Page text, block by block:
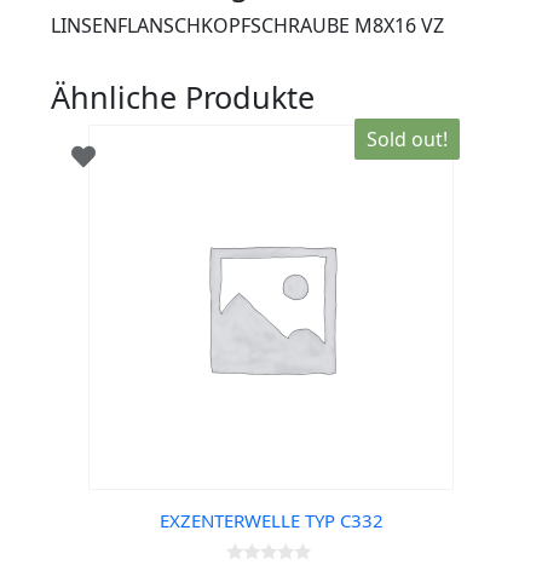
LINSENFLANSCHKOPFSCHRAUBE M8X16 VZ
Ähnliche Produkte
Sold out!
EXZENTERWELLE TYP C332